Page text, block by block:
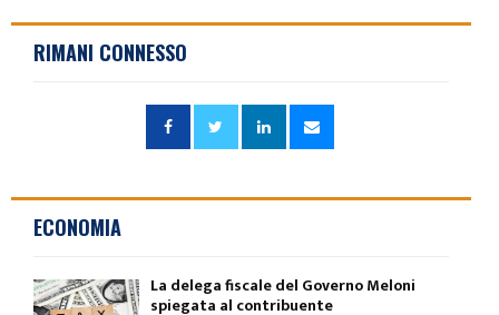
RIMANI CONNESSO
ECONOMIA
La delega fiscale del Governo Meloni
spiegata al contribuente